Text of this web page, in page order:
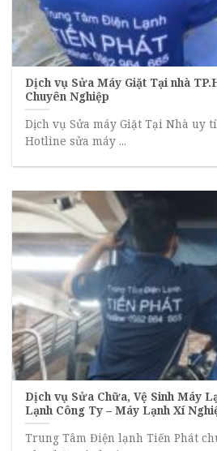
Dịch vụ Sửa Máy Giặt Tại nhà
Chuyên Nghiệp
Dịch vụ Sửa máy Giặt Tại Nhà uy
Hotline sửa máy ...
Dịch vụ Sửa Chữa, Vệ Sinh Máy
Lạnh Công Ty – Máy Lạnh Xí
Trung Tâm Điện lạnh Tiến Phát